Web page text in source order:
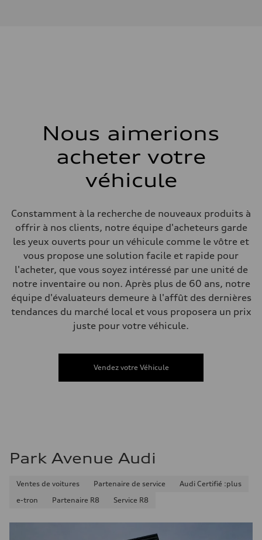
McPherson suspension strut front
Système de freinage
Système de freinage
Poids
—
Poids brut admissible
Volumes
Compartiment à bagages
Réservoir de carburant (approx.)
—
Données de rendement
Vitesse de pointe
Accélération de 0 à 100 km/h
Consommation de carburant
Consommation – ville
Nous aimerions
acheter votre
véhicule
Constamment à la recherche de nouveaux produits à
offrir à nos clients, notre équipe d'acheteurs garde
les yeux ouverts pour un véhicule comme le vôtre et
vous propose une solution facile et rapide pour
l'acheter, que vous soyez intéressé par une unité de
notre inventaire ou non. Après plus de 60 ans, notre
équipe d'évaluateurs demeure à l'affût des dernières
tendances du marché local et vous proposera un prix
juste pour votre véhicule.
Vendez votre Véhicule
Park Avenue Audi
Ventes de voitures Partenaire de service
Audi Certifié :plus
e-tron
Partenaire R8 Service R8